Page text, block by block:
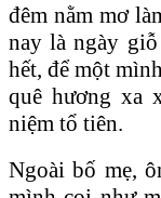
đêm nằm mơ
nay là ngày
hết, để một
quê hương xa
niệm tổ tiên.
Ngoài bố mẹ,